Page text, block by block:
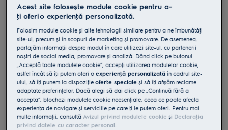
Negru
4.9 (948)
Fișa cu informaţii despre produs
Beneficii
Cuptorul PizzaExpert creează pizza napolitană ca la restaurant.
Cuptorul recomandat de experţi, PizzaExpert, coace pizza în 2,5
minute.
Afișajul EXCite Touch îţi oferă îndrumare pentru o pizza perfectă.
Acest site folosește module cookie pentru a-
ţi oferi o experienţă personalizată.
Folosim module cookie și alte tehnologii similare pentru a ne îmbunătăţi
site-ul, precum și în scopuri de marketing și promovare. De asemenea,
partajăm informaţii despre modul în care utilizezi site-ul, cu partenerii
noștri de social media, promovare și analiză. Dând click pe butonul
„Acceptă toate modulele cookie”, accepţi utilizarea modulelor cookie,
astfel încât să îţi putem oferi oexperienţă personalizată în cadrul site-
ului, să îţi punem la dispoziţieoferte speciale și să îţi afișăm reclame
adaptate preferinţelor. Dacă alegi să dai click pe „Continuă fără a
accepta”, blochezi modulele cookie neesenţiale, ceea ce poate afecta
experienţa de navigare și serviciile pe care ţi le putem oferi. Pentru mai
multe informaţii, consultăAvizul privind modulele cookie și Declaraţia
privind datele cu caracter personal.